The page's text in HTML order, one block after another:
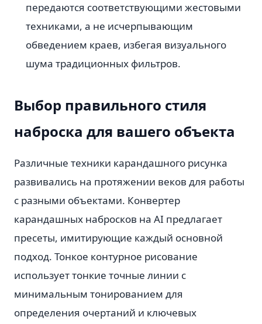
передаются соответствующими жестовыми
техниками, а не исчерпывающим
обведением краев, избегая визуального
шума традиционных фильтров.
Выбор правильного стиля
наброска для вашего объекта
Различные техники карандашного рисунка
развивались на протяжении веков для работы
с разными объектами. Конвертер
карандашных набросков на AI предлагает
пресеты, имитирующие каждый основной
подход. Тонкое контурное рисование
использует тонкие точные линии с
минимальным тонированием для
определения очертаний и ключевых